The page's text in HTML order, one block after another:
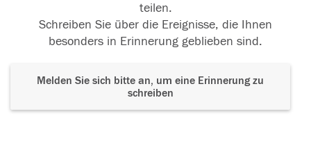
teilen.
Schreiben Sie über die Ereignisse, die Ihnen
besonders in Erinnerung geblieben sind.
Melden Sie sich bitte an, um eine Erinnerung zu
schreiben